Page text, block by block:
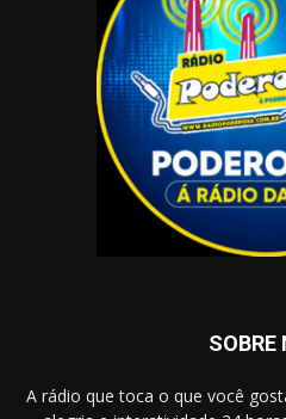
SOBRE
A rádio que toca o que você